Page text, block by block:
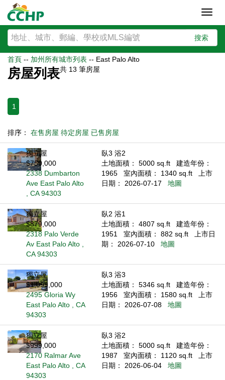
搜索
首頁 -- 加州所有城市列表 -- East Palo Alto
房屋列表共 13 筆房屋
1
排序： 在售房屋 待定房屋 已售房屋
獨立屋
$750,000
2338 Dumbarton
Ave East Palo Alto
, CA 94303
臥3 浴2
土地面積： 5000 sq.ft
建造年份：
1965
室內面積： 1340 sq.ft
上市
日期： 2026-07-17
地圖
獨立屋
$879,000
2318 Palo Verde
Av East Palo Alto ,
CA 94303
臥2 浴1
土地面積： 4807 sq.ft
建造年份：
1951
室內面積： 882 sq.ft
上市日
期： 2026-07-10
地圖
獨立屋
$1,099,000
2495 Gloria Wy
East Palo Alto , CA
94303
臥3 浴3
土地面積： 5346 sq.ft
建造年份：
1956
室內面積： 1580 sq.ft
上市
日期： 2026-07-08
地圖
獨立屋
$999,000
2170 Ralmar Ave
East Palo Alto , CA
94303
臥3 浴2
土地面積： 5000 sq.ft
建造年份：
1987
室內面積： 1120 sq.ft
上市
日期： 2026-06-04
地圖